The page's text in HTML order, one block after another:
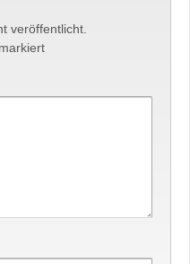
veröffentlicht.
markiert